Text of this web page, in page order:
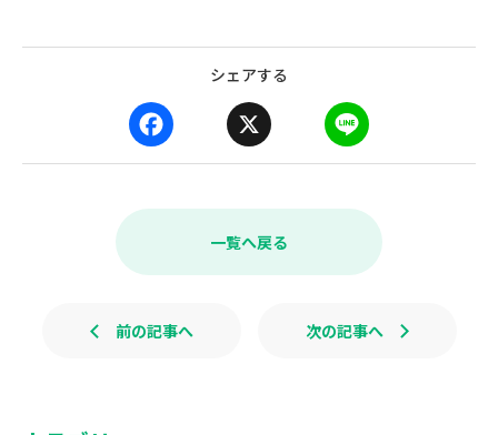
シェアする
a
e
k
i
e
一覧へ戻る
前の記事へ 次の記事へ